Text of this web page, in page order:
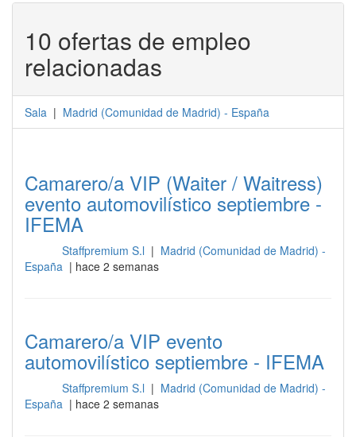
10 ofertas de empleo
relacionadas
Sala | Madrid (Comunidad de Madrid) - España
Camarero/a VIP (Waiter / Waitress)
evento automovilístico septiembre -
IFEMA
Staffpremium S.l | Madrid (Comunidad de Madrid) -
España | hace 2 semanas
Camarero/a VIP evento
automovilístico septiembre - IFEMA
Staffpremium S.l | Madrid (Comunidad de Madrid) -
España | hace 2 semanas